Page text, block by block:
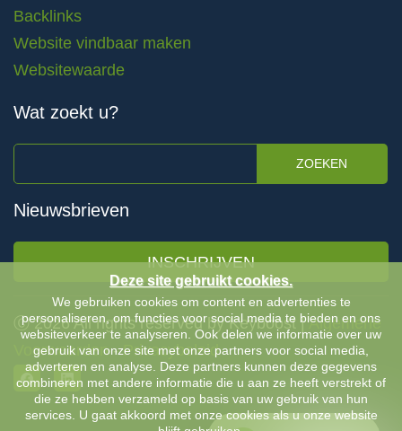
Backlinks
Website vindbaar maken
Websitewaarde
Wat zoekt u?
ZOEKEN
Nieuwsbrieven
INSCHRIJVEN
Ⓒ 2026 All rights reserved by Keyboost |Algemene
Voorwaarden-Privacybeleid
Deze site gebruikt cookies.
We gebruiken cookies om content en advertenties te
personaliseren, om functies voor social media te bieden en ons
websiteverkeer te analyseren. Ook delen we informatie over uw
gebruik van onze site met onze partners voor social media,
adverteren en analyse. Deze partners kunnen deze gegevens
combineren met andere informatie die u aan ze heeft verstrekt of
die ze hebben verzameld op basis van uw gebruik van hun
services. U gaat akkoord met onze cookies als u onze website